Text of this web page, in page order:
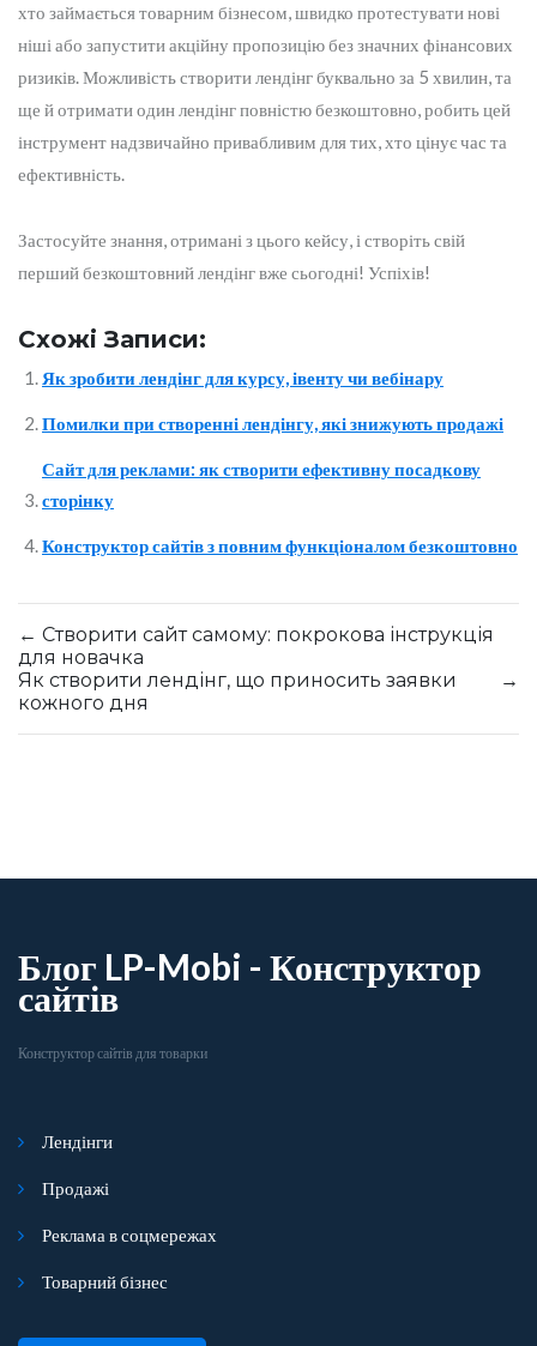
хто займається товарним бізнесом, швидко протестувати нові
ніші або запустити акційну пропозицію без значних фінансових
ризиків. Можливість створити лендінг буквально за 5 хвилин, та
ще й отримати один лендінг повністю безкоштовно, робить цей
інструмент надзвичайно привабливим для тих, хто цінує час та
ефективність.
Застосуйте знання, отримані з цього кейсу, і створіть свій
перший безкоштовний лендінг вже сьогодні! Успіхів!
Схожі Записи:
Як зробити лендінг для курсу, івенту чи вебінару
Помилки при створенні лендінгу, які знижують продажі
Сайт для реклами: як створити ефективну посадкову
сторінку
Конструктор сайтів з повним функціоналом безкоштовно
← Створити сайт самому: покрокова інструкція
для новачка
→
Як створити лендінг, що приносить заявки
кожного дня
Блог LP-Mobi - Конструктор
сайтів
Конструктор сайтів для товарки
Лендінги
Продажі
Реклама в соцмережах
Товарний бізнес